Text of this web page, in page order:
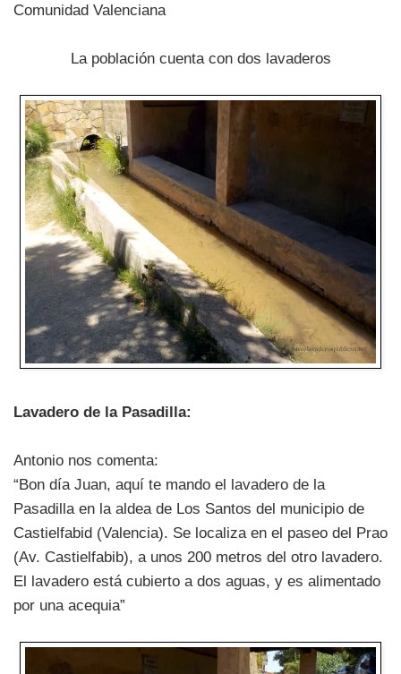
Comunidad Valenciana
La población cuenta con dos lavaderos
Lavadero de la Pasadilla:
Antonio nos comenta:
“Bon día Juan, aquí te mando el lavadero de la
Pasadilla en la aldea de Los Santos del municipio de
Castielfabid (Valencia). Se localiza en el paseo del Prao
(Av. Castielfabib), a unos 200 metros del otro lavadero.
El lavadero está cubierto a dos aguas, y es alimentado
por una acequia”